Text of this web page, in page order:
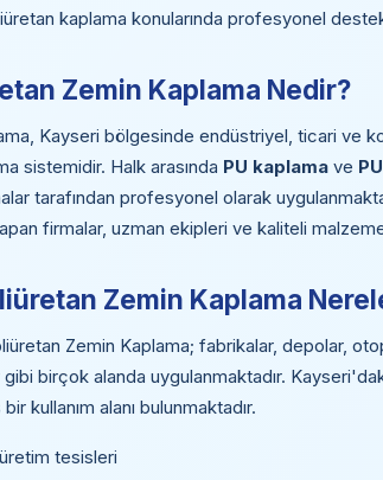
kaplama konularında profesyonel
Zemin Kaplama Nedir?
Kayseri bölgesinde endüstriyel, ticari ve
sistemidir. Halk arasında PU kaplama ve
tarafından profesyonel olarak
firmalar, uzman ekipleri ve kaliteli
Zemin Kaplama
Zemin Kaplama; fabrikalar, depolar,
birçok alanda uygulanmaktadır.
kullanım alanı bulunmaktadır.
tesisleri